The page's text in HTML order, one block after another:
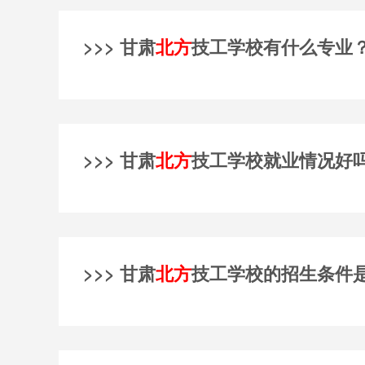
>>> 甘肃北方技工学校有什么专业
>>> 甘肃北方技工学校就业情况好
>>> 甘肃北方技工学校的招生条件